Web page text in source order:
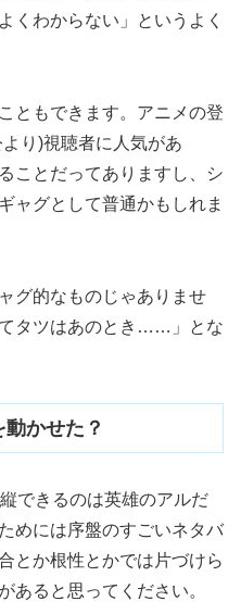
くわからない」というよく
ともできます。アニメの登
り)視聴者に人気があ
ことだってありますし、シ
ャグとして普通かもしれま
グ的なものじゃありませ
タツはあのとき……」とな
かせた？
できるのは英雄のアルだ
めには序盤のすごいネタバ
とか根性とかでは片づけら
あると思ってください。